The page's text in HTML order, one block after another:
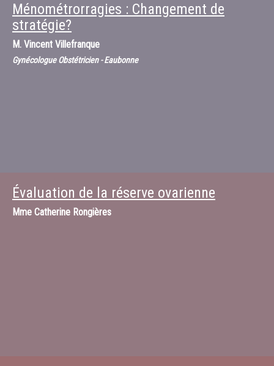
Ménométrorragies : Changement de
stratégie?
M. Vincent Villefranque
Gynécologue Obstétricien - Eaubonne
Évaluation de la réserve ovarienne
Mme Catherine Rongières